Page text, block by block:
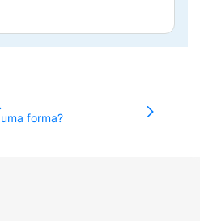
forma?